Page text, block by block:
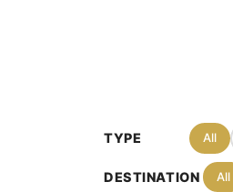
TYPE All
DESTINATION All